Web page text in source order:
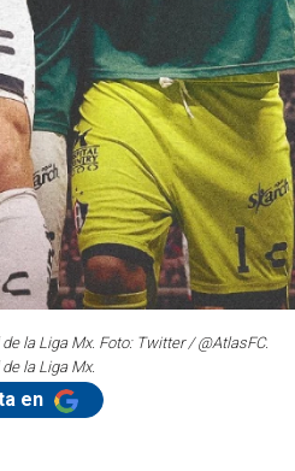
la Liga Mx. Foto: Twitter / @AtlasFC.
la Liga Mx.
en